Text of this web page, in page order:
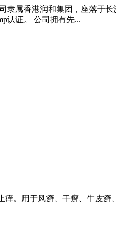
隶属香港润和集团，座落于
认证。 公司拥有先...
。用于风癣、干癣、牛皮癣